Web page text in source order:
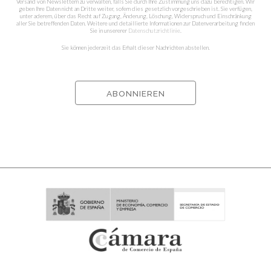
geben Ihre Daten nicht an Dritte weiter, sofern dies gesetzlich vorgeschrieben ist. Sie verfügen,
unter aderem, über das Recht auf Zugang, Änderung, Löschung, Widerspruch und Einschränkung
aller Sie betreffenden Daten. Weitere und detaillierte Informationen zur Datenverarbeitung finden
Sie in unsererer Datenschutzrichtlinie
Sie können jederzeit das Erhalt dieser Nachrichten abstellen.